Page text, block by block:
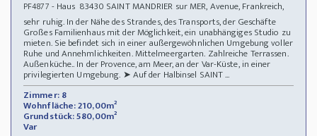
PF4877 - Haus 83430 SAINT MANDRIER sur MER, Avenue, Frankreich,
sehr ruhig. In der Nähe des Strandes, des Transports, der Geschäfte
Großes Familienhaus mit der Möglichkeit, ein unabhängiges Studio zu
mieten. Sie befindet sich in einer außergewöhnlichen Umgebung voller
Ruhe und Annehmlichkeiten. Mittelmeergarten. Zahlreiche Terrassen.
Außenküche.. In der Provence, am Meer, an der Var-Küste, in einer
privilegierten Umgebung. ➤ Auf der Halbinsel SAINT ...
Zimmer: 8
Wohnfläche: 210,00m²
Grundstück: 580,00m²
Var